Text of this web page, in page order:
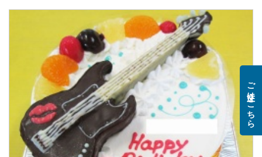
ご注文はこちら